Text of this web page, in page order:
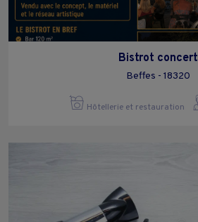
Bistrot concert
Beffes - 18320
Hôtellerie et restauration